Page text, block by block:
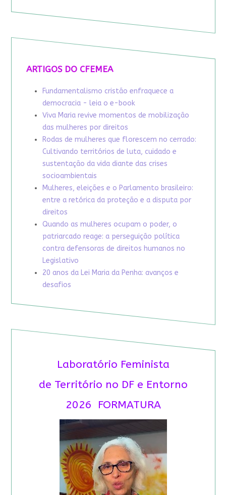
ARTIGOS DO CFEMEA
Fundamentalismo cristão enfraquece a
democracia - leia o e-book
Viva Maria revive momentos de mobilização
das mulheres por direitos
Rodas de mulheres que florescem no cerrado:
Cultivando territórios de luta, cuidado e
sustentação da vida diante das crises
socioambientais
Mulheres, eleições e o Parlamento brasileiro:
entre a retórica da proteção e a disputa por
direitos
Quando as mulheres ocupam o poder, o
patriarcado reage: a perseguição política
contra defensoras de direitos humanos no
Legislativo
20 anos da Lei Maria da Penha: avanços e
desafios
Laboratório Feminista
de Território no DF e Entorno
2026 FORMATURA